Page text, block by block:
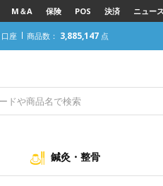
M＆A 保険 POS 決済 ニュース
口座 商品数： 3,885,147 点
鍼灸・整骨